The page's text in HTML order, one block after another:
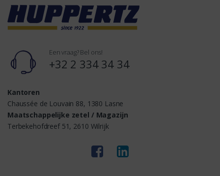
Een vraag? Bel ons!
+32 2 334 34 34
Kantoren
Chaussée de Louvain 88, 1380 Lasne
Maatschappelijke zetel / Magazijn
Terbekehofdreef 51, 2610 Wilrijk